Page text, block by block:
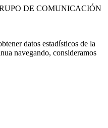
DE COMUNICACIÓN
datos estadísticos de la
navegando, consideramos